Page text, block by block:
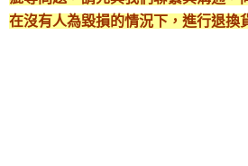
在沒有人為毀損的情況下，進行退換